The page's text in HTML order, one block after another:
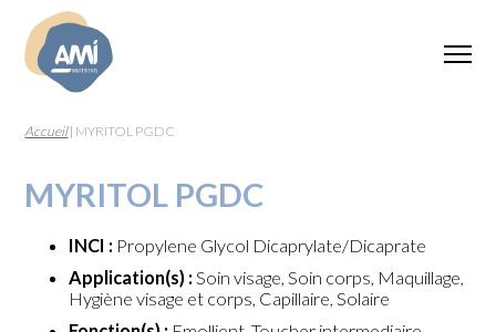
Accueil| MYRITOL PGDC
MYRITOL PGDC
INCI : Propylene Glycol Dicaprylate/Dicaprate
Application(s) : Soin visage, Soin corps, Maquillage,
Hygiène visage et corps, Capillaire, Solaire